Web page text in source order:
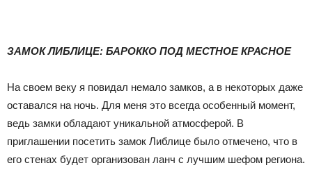
ЗАМОК ЛИБЛИЦЕ: БАРОККО ПОД МЕСТНОЕ КРАСНОЕ
На своем веку я повидал немало замков, а в некоторых даже
оставался на ночь. Для меня это всегда особенный момент,
ведь замки обладают уникальной атмосферой. В
приглашении посетить замок Либлице было отмечено, что в
его стенах будет организован ланч с лучшим шефом региона.